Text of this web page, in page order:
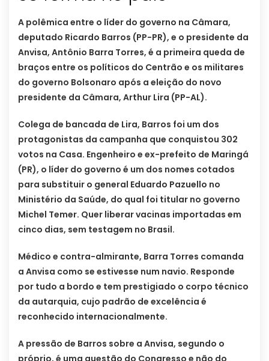
A polêmica entre o líder do governo na Câmara,
deputado Ricardo Barros (PP-PR), e o presidente da
Anvisa, Antônio Barra Torres, é a primeira queda de
braços entre os políticos do Centrão e os militares
do governo Bolsonaro após a eleição do novo
presidente da Câmara, Arthur Lira (PP-AL).
Colega de bancada de Lira, Barros foi um dos
protagonistas da campanha que conquistou 302
votos na Casa. Engenheiro e ex-prefeito de Maringá
(PR), o líder do governo é um dos nomes cotados
para substituir o general Eduardo Pazuello no
Ministério da Saúde, do qual foi titular no governo
Michel Temer. Quer liberar vacinas importadas em
cinco dias, sem testagem no Brasil.
Médico e contra-almirante, Barra Torres comanda
a Anvisa como se estivesse num navio. Responde
por tudo a bordo e tem prestigiado o corpo técnico
da autarquia, cujo padrão de excelência é
reconhecido internacionalmente.
A pressão de Barros sobre a Anvisa, segundo o